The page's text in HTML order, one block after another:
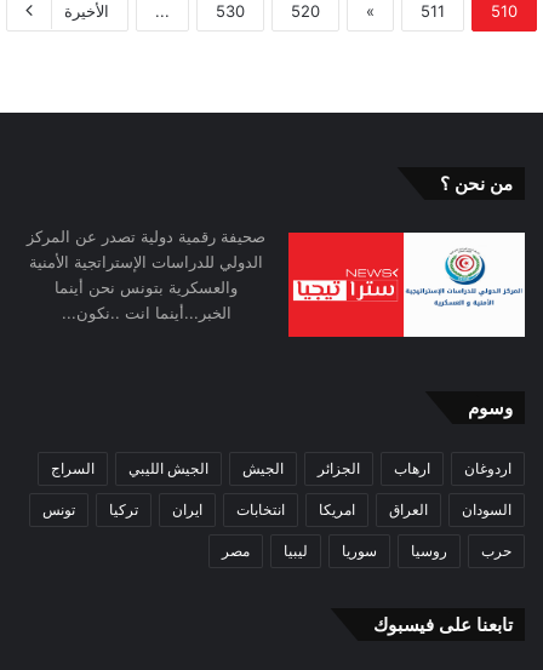
510
511
»
520
530
... الأخيرة
من نحن ؟
صحيفة رقمية دولية تصدر عن المركز
الدولي للدراسات الإستراتجية الأمنية
والعسكرية بتونس نحن أينما
الخبر...أينما انت ..نكون...
وسوم
اردوغان ارهاب الجزائر الجيش الجيش الليبي السراج
السودان العراق امريكا انتخابات ايران تركيا تونس
حرب روسيا سوريا ليبيا مصر
تابعنا على فيسبوك